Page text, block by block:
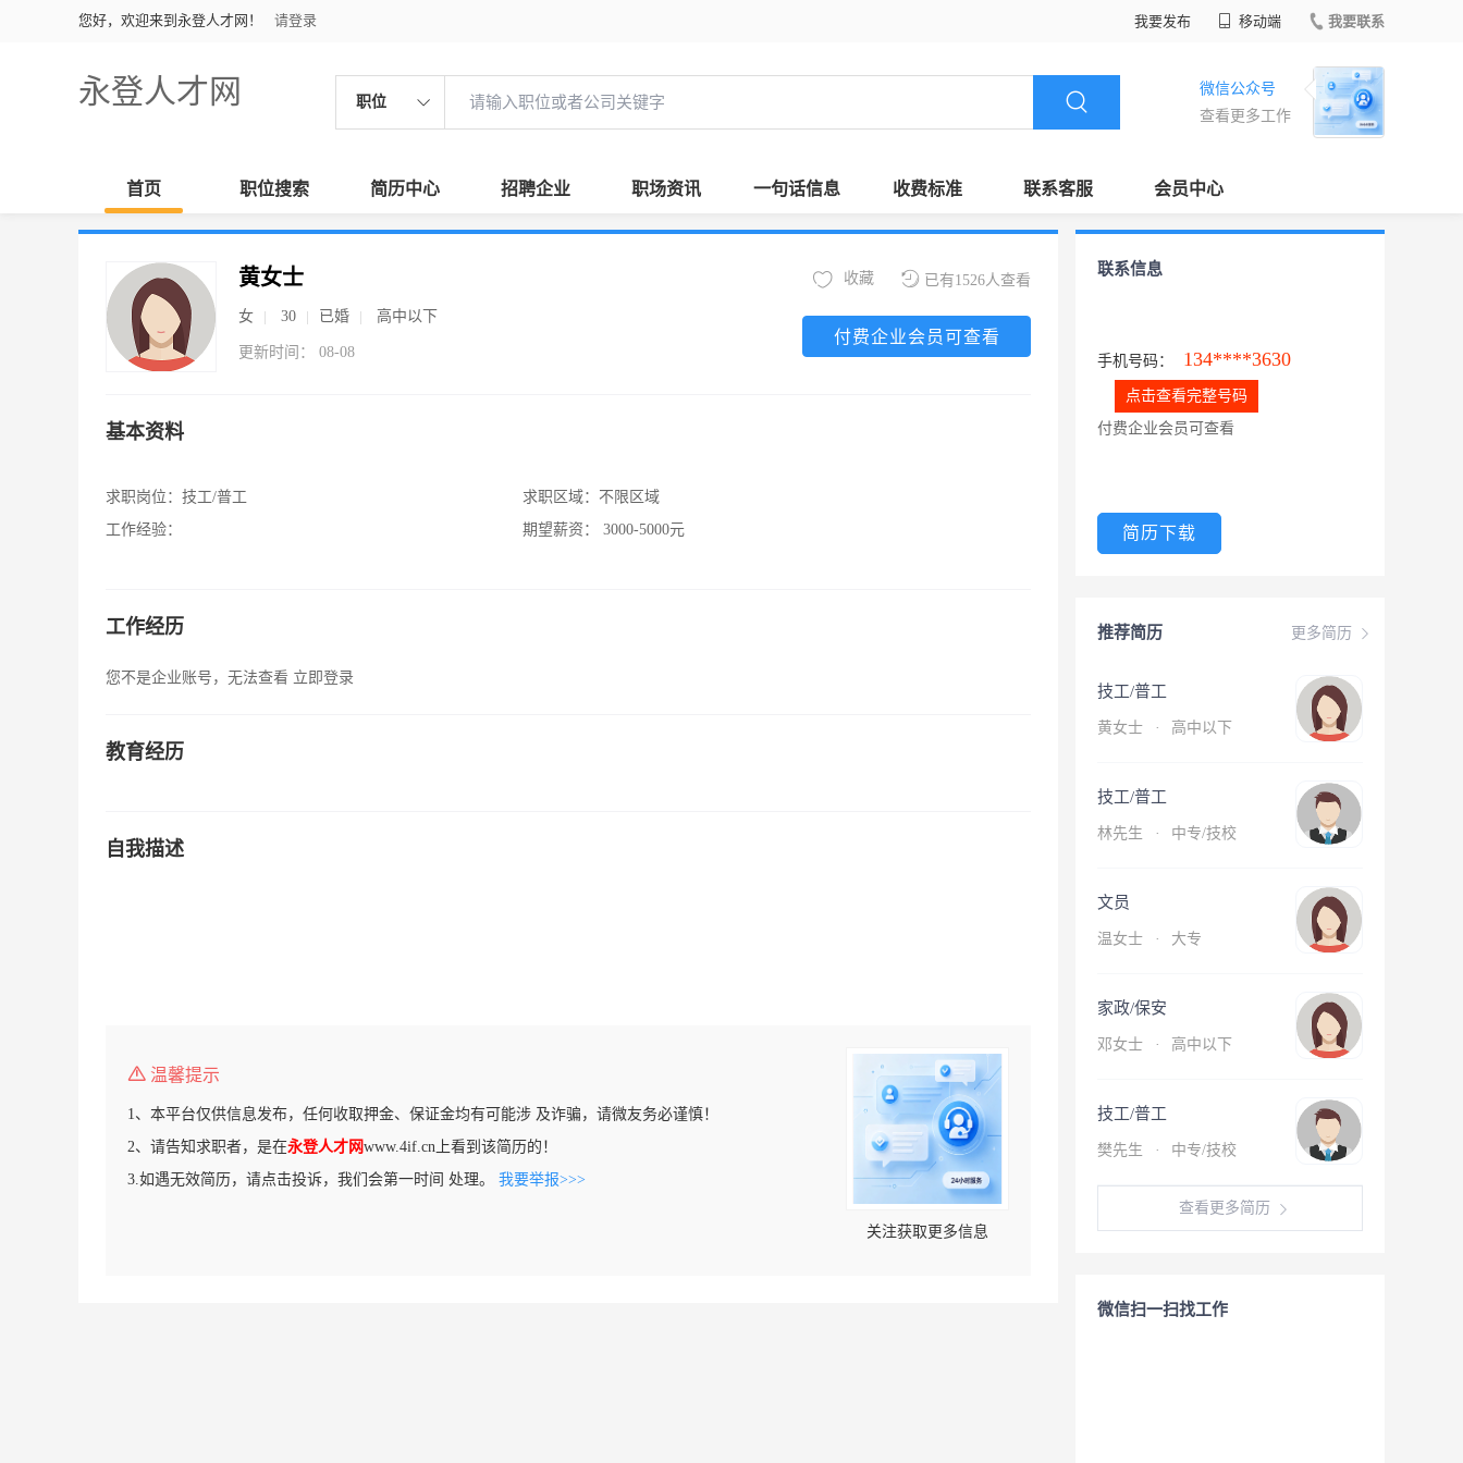
您好，欢迎来到永登人才网！ 请登录 我要发布 移动端 我要联系
永登人才网 职位
微信公众号
查看更多工作
首页 职位搜索 简历中心 招聘企业 职场资讯 一句话信息 收费标准 联系客服 会员中心
黄女士
女 30 已婚 高中以下
更新时间： 08-08
已有1526人查看
收藏
付费企业会员可查看
基本资料
求职岗位： 技工/普工
工作经验：
求职区域： 不限区域
期望薪资：
3000-5000元
工作经历
您不是企业账号，无法查看 立即登录
教育经历
自我描述
温馨提示
1、本平台仅供信息发布，任何收取押金、保证金均有可能涉 及诈骗，请微友务必谨慎！
2、请告知求职者，是在永登人才网www.4if.cn上看到该简历的！
3.如遇无效简历，请点击投诉，我们会第一时间 处理。 我要举报>>>
关注获取更多信息
联系信息
手机号码： 134****3630
点击查看完整号码
付费企业会员可查看
简历下载
更多简历
推荐简历
技工/普工
黄女士 · 高中以下
技工/普工
林先生 · 中专/技校
文员
温女士 · 大专
家政/保安
邓女士 · 高中以下
技工/普工
樊先生 · 中专/技校
查看更多简历
微信扫一扫找工作